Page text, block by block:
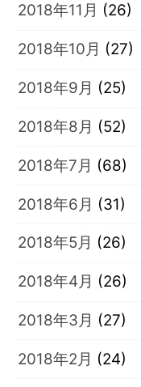
2018年11月 (26)
2018年10月 (27)
2018年9月 (25)
2018年8月 (52)
2018年7月 (68)
2018年6月 (31)
2018年5月 (26)
2018年4月 (26)
2018年3月 (27)
2018年2月 (24)